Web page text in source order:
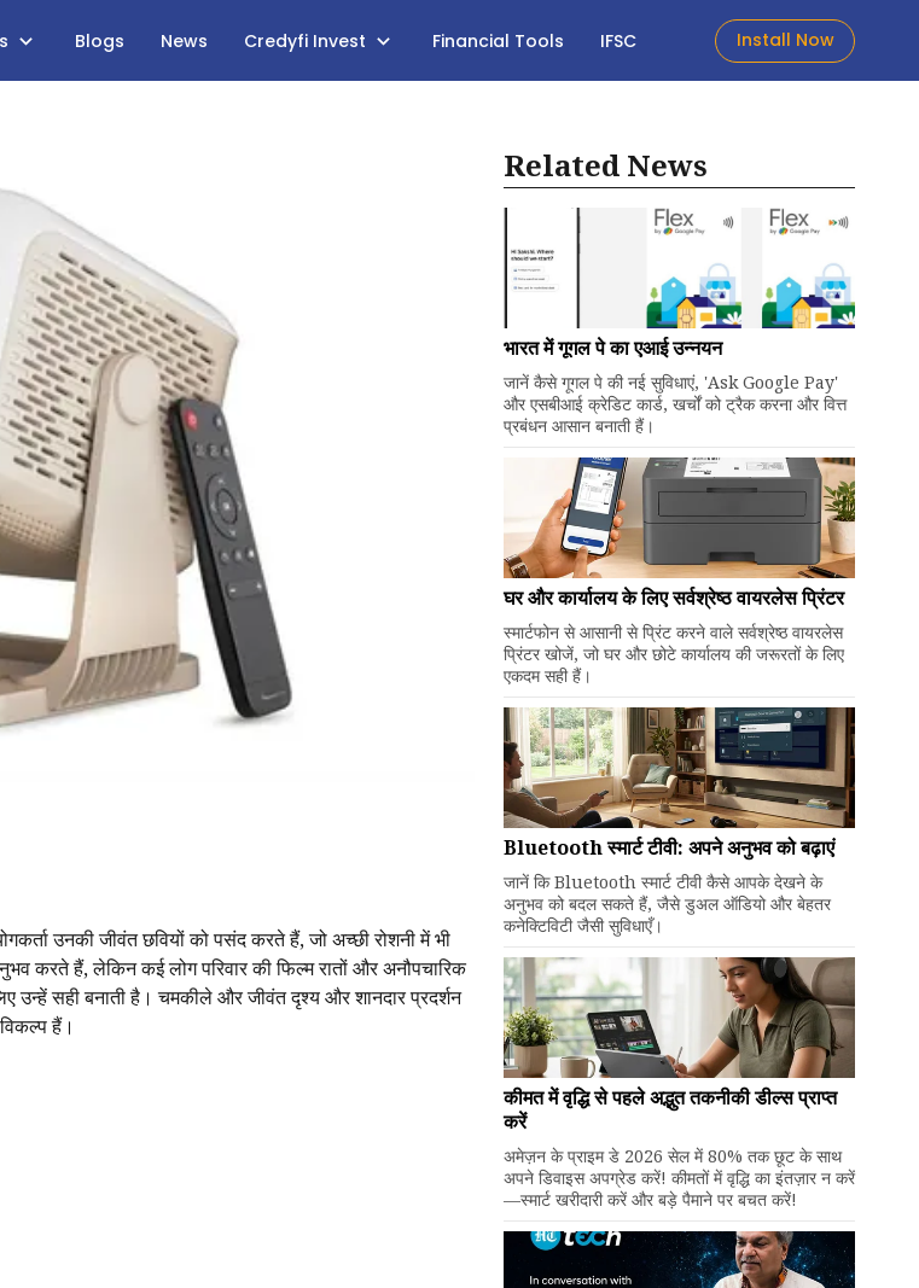
Blogs News Credyfi Invest Financial Tools IFSC Install Now
उनकी जीवंत छवियों को पसंद करते हैं, जो अच्छी रोशनी में भी
करते हैं, लेकिन कई लोग परिवार की फिल्म रातों और अनौपचारिक
उन्हें सही बनाती है। चमकीले और जीवंत दृश्य और शानदार प्रदर्शन
हैं।
Related News
भारत में गूगल पे का एआई उन्नयन
जानें कैसे गूगल पे की नई सुविधाएं, 'Ask Google Pay'
और एसबीआई क्रेडिट कार्ड, खर्चों को ट्रैक करना और वित्त
प्रबंधन आसान बनाती हैं।
घर और कार्यालय के लिए सर्वश्रेष्ठ वायरलेस प्रिंटर
स्मार्टफोन से आसानी से प्रिंट करने वाले सर्वश्रेष्ठ वायरलेस
प्रिंटर खोजें, जो घर और छोटे कार्यालय की जरूरतों के लिए
एकदम सही हैं।
Bluetooth स्मार्ट टीवी: अपने अनुभव को बढ़ाएं
जानें कि Bluetooth स्मार्ट टीवी कैसे आपके देखने के
अनुभव को बदल सकते हैं, जैसे डुअल ऑडियो और बेहतर
कनेक्टिविटी जैसी सुविधाएँ।
कीमत में वृद्धि से पहले अद्भुत तकनीकी डील्स प्राप्त
करें
अमेज़न के प्राइम डे 2026 सेल में 80% तक छूट के साथ
अपने डिवाइस अपग्रेड करें! कीमतों में वृद्धि का इंतज़ार न करें
—स्मार्ट खरीदारी करें और बड़े पैमाने पर बचत करें!